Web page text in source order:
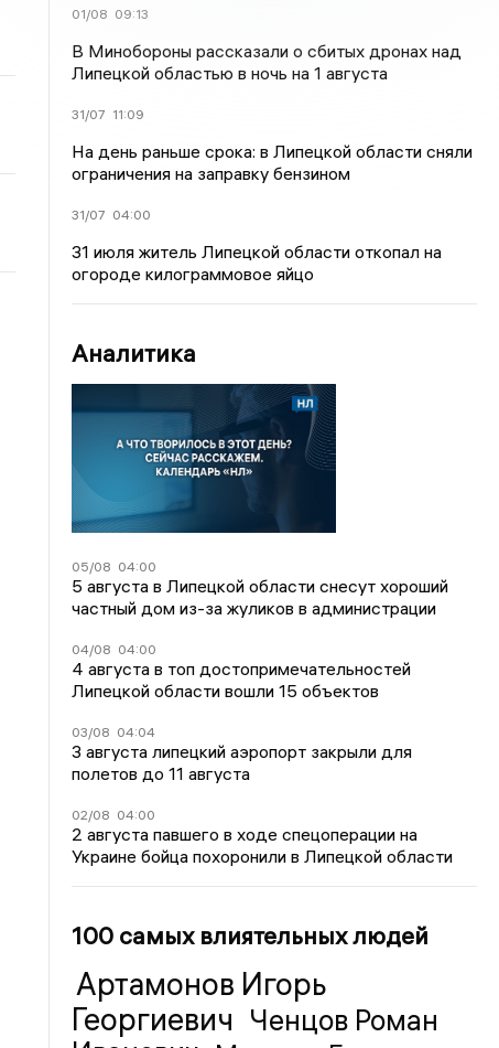
01/08 09:13
В Минобороны рассказали о сбитых дронах над
Липецкой областью в ночь на 1 августа
31/07 11:09
На день раньше срока: в Липецкой области сняли
ограничения на заправку бензином
31/07 04:00
31 июля житель Липецкой области откопал на
огороде килограммовое яйцо
Аналитика
05/08 04:00
5 августа в Липецкой области снесут хороший
частный дом из-за жуликов в администрации
04/08 04:00
4 августа в топ достопримечательностей
Липецкой области вошли 15 объектов
03/08 04:04
3 августа липецкий аэропорт закрыли для
полетов до 11 августа
02/08 04:00
2 августа павшего в ходе спецоперации на
Украине бойца похоронили в Липецкой области
100 самых влиятельных людей
Артамонов Игорь
Георгиевич Ченцов Роман